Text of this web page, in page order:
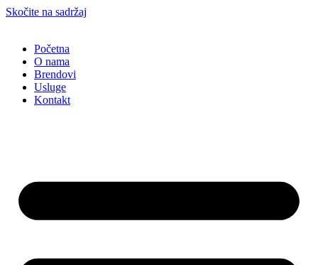
Skočite na sadržaj
Početna
O nama
Brendovi
Usluge
Kontakt